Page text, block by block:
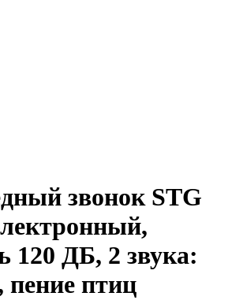
звонок STG
120 ДБ, 2 звука:
птиц